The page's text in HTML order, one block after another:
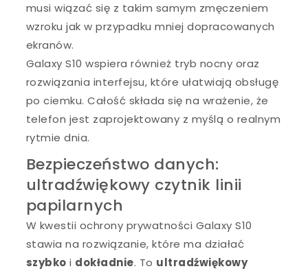
musi wiązać się z takim samym zmęczeniem
wzroku jak w przypadku mniej dopracowanych
ekranów.
Galaxy S10 wspiera również tryb nocny oraz
rozwiązania interfejsu, które ułatwiają obsługę
po ciemku. Całość składa się na wrażenie, że
telefon jest zaprojektowany z myślą o realnym
rytmie dnia.
Bezpieczeństwo danych:
ultradźwiękowy czytnik linii
papilarnych
W kwestii ochrony prywatności Galaxy S10
stawia na rozwiązanie, które ma działać
szybko i dokładnie. To ultradźwiękowy